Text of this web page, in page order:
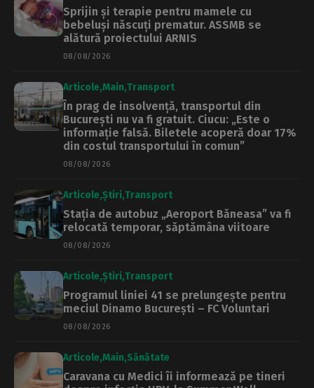
Sprijin și terapie pentru mamele cu
bebeluși născuți prematur. ASSMB se
alătură proiectului ARNIS
08/08/2026
Articole Main Transport
În prag de insolvență, transportul din
București nu va fi gratuit. Ciucu: „Este o
informație falsă. Biletele acoperă doar 17%
din costul transportului în comun”
08/08/2026
Articole Știri Transport
Stația de autobuz „Aeroport Băneasa” va fi
relocată temporar, săptămâna viitoare
08/08/2026
Articole Știri Transport
Programul liniei 41 se prelungește pentru
meciul Dinamo București – FC Voluntari
08/08/2026
Articole Main Sănătate
Caravana cu Medici îi informează pe tineri